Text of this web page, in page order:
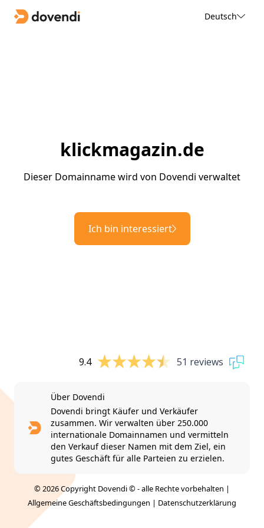
Deutsch
klickmagazin.de
Dieser Domainname wird von Dovendi verwaltet
Ich bin interessiert
9.4 51 reviews
Über Dovendi
Dovendi bringt Käufer und Verkäufer
zusammen. Wir verwalten über 250.000
internationale Domainnamen und vermitteln
den Verkauf dieser Namen mit dem Ziel, ein
gutes Geschäft für alle Parteien zu erzielen.
© 2026 Copyright Dovendi © - alle Rechte vorbehalten |
Allgemeine Geschäftsbedingungen | Datenschutzerklärung